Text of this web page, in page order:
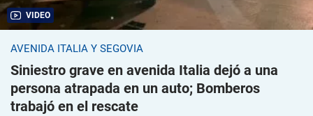
VIDEO
AVENIDA ITALIA Y SEGOVIA
Siniestro grave en avenida Italia dejó a una
persona atrapada en un auto; Bomberos
trabajó en el rescate